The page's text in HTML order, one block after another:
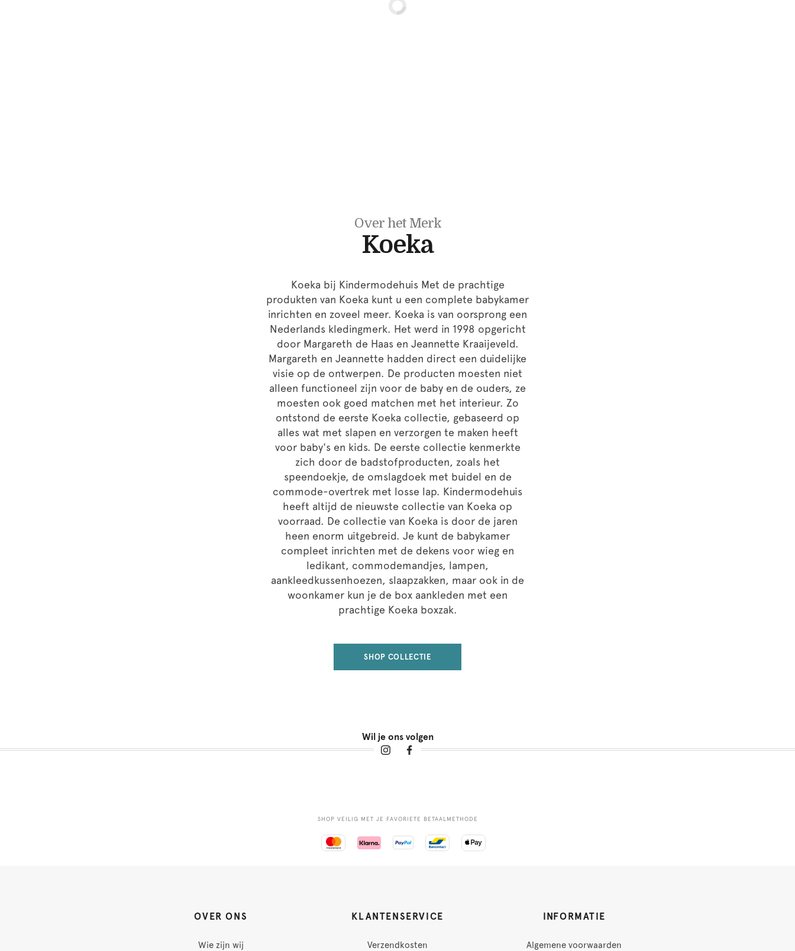
Over het Merk
Koeka
Koeka bij Kindermodehuis Met de prachtige
produkten van Koeka kunt u een complete babykamer
inrichten en zoveel meer. Koeka is van oorsprong een
Nederlands kledingmerk. Het werd in 1998 opgericht
door Margareth de Haas en Jeannette Kraaijeveld.
Margareth en Jeannette hadden direct een duidelijke
visie op de ontwerpen. De producten moesten niet
alleen functioneel zijn voor de baby en de ouders, ze
moesten ook goed matchen met het interieur. Zo
ontstond de eerste Koeka collectie, gebaseerd op
alles wat met slapen en verzorgen te maken heeft
voor baby's en kids. De eerste collectie kenmerkte
zich door de badstofproducten, zoals het
speendoekje, de omslagdoek met buidel en de
commode-overtrek met losse lap. Kindermodehuis
heeft altijd de nieuwste collectie van Koeka op
voorraad. De collectie van Koeka is door de jaren
heen enorm uitgebreid. Je kunt de babykamer
compleet inrichten met de dekens voor wieg en
ledikant, commodemandjes, lampen,
aankleedkussenhoezen, slaapzakken, maar ook in de
woonkamer kun je de box aankleden met een
prachtige Koeka boxzak.
SHOP COLLECTIE
Wil je ons volgen
SHOP VEILIG MET JE FAVORIETE BETAALMETHODE
OVER ONS
Wie zijn wij
KLANTENSERVICE
Verzendkosten
INFORMATIE
Algemene voorwaarden